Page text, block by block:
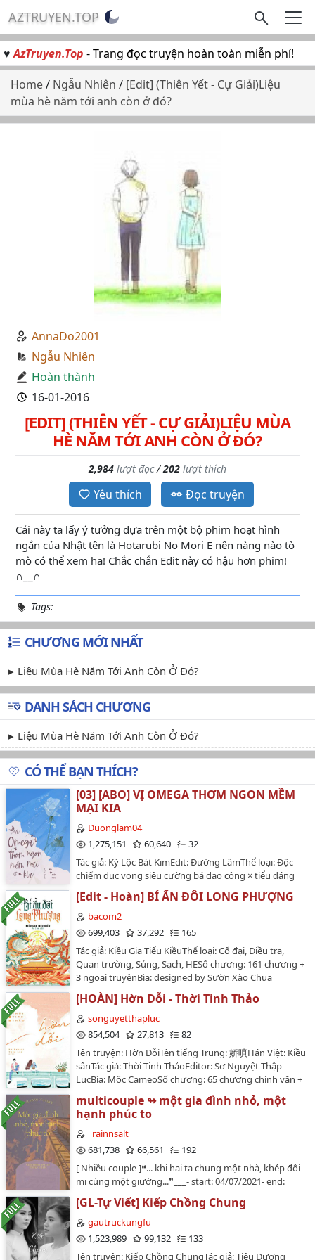
AZTRUYEN.TOP
♥AzTruyen.Top - Trang đọc truyện hoàn toàn miễn phí!
Home/ Ngẫu Nhiên / [Edit] (Thiên Yết - Cự Giải)Liệu
mùa hè năm tới anh còn ở đó?
AnnaDo2001
Ngẫu Nhiên
Hoàn thành
16-01-2016
[EDIT] (THIÊN YẾT - CỰ GIẢI)LIỆU MÙA
HÈ NĂM TỚI ANH CÒN Ở ĐÓ?
2,984 lượt đọc/202 lượt thích
Yêu thích Đọc truyện
Cái này ta lấy ý tưởng dựa trên một bộ phim hoạt hình
ngắn của Nhật tên là Hotarubi No Mori E nên nàng nào tò
mò có thể xem ha! Chắc chắn Edit này có hậu hơn phim!
∩__∩
Tags:
CHƯƠNG MỚI NHẤT
Liệu Mùa Hè Năm Tới Anh Còn Ở Đó?
DANH SÁCH CHƯƠNG
Liệu Mùa Hè Năm Tới Anh Còn Ở Đó?
CÓ THỂ BẠN THÍCH?
[03] [ABO] VỊ OMEGA THƠM NGON MỀM
MẠI KIA
Duonglam04
1,275,151
60,640
32
Tác giả: Kỳ Lộc Bát KimEdit: Đường LâmThể loại: Độc
chiếm dục vọng siêu cường bá đạo công × tiểu đáng
thương nhuyễn ngọt ngào thụ, ngụy huynh đệ niên
hạ ABO cẩu huyết văn, đoản văn, sinh tử, hiện đạiBản
gốc: 25c + 6pnEdit: Đã hoàn 09/07/2020Tích phân:
5,555,867Nguồn raw:Tấn Giang Nguồn QT:
LÒNG KHÔNG HỎI CHUYỂN VER…
[Edit - Hoàn] BÍ ẨN ĐÔI LONG PHƯỢNG
bacom2
699,403
37,292
165
Tác giả: Kiều Gia Tiểu KiềuThể loại: Cổ đại, Điều tra,
Quan trường, Sủng, Sạch, HESố chương: 161 chương +
3 ngoại truyệnBìa: designed by Sườn Xào Chua
NgọtNgười đăng convert: idflower ở Wiki dịchĐề cử:
Nhà Tâm toàn ConvertSở Dao là thiên kim phủ Thượng
thư tài sắc vẹn toàn, cùng ca ca song sinh Sở Tiêu có
một bí mật không muốn người biết -- mỗi khi ca ca
vào thể xác của ca ca, thay ca ca giành được danh hiệu
đệ nhất tài tử của kinh thành. Cũng bởi vì bí mật này
mà dẫn đến vô số hiểu lầm, khiến đôi huynh muội
song sinh vướng vào một trận phong ba đầy rẫy
những âm mưu quỷ quyệt . . .Đây là một bộ ngôn tình
kết hợp với yếu tố phá án giúp mọi người động não,
tình tiết chặt chẽ, ngôn ngữ khôi hài. Nam chính luôn
cho ra những giả thiết kỳ quặc thú vị, giao tiếp với nữ
chính lâu ngày sinh tình, hai người nắm tay nhau đập
tan mọi âm mưu, xua tan mây mù nhìn thấy ánh bình
minh tươi sáng.Truyện còn được đăng ở
gocnhabacom.wordpress.com…
[HOÀN] Hờn Dỗi - Thời Tinh Thảo
songuyetthapluc
854,504
27,813
82
Tên truyện: Hờn DỗiTên tiếng Trung: 娇嗔Hán Việt: Kiều
sânTác giả: Thời Tinh ThảoEditor: Sơ Nguyệt Thập
LụcBìa: Mộc CameoSố chương: 65 chương chính văn +
17 chương ngoại truyệnThể loại: Nguyên sang, Ngôn
tình, Hiện đại , HE , Tình cảm , Ngọt sủng , Hào môn
thế giaVĂN ÁN:Phó Ngôn Trí có tiếng lạnh lùng trong
bệnh viện số 1, cao lãnh cấm dục, giống như tuyết
trắng trên núi cao, không ai có thể lay động.Một ngày
mặc sườn xám thường xuyên lui tới, người đẹp dáng
người quyến rũ, môi hồng da trắng.Lúc đầu, các đồng
nghiệp nhao nhao đặt cược, không quá một tháng, cô
sẽ bị bác sĩ Phó từ chối, cũng sẽ không được bước vào
khoa bọn họ nửa bước.Một tháng sau, cô vẫn còn ở
đó.Ba tháng sau, có đồng nghiệp thật sự nhìn thấy cô
kề tai nói nhỏ với bác sĩ Phó.Đợi đến khi đi ra, sau tai
multicouple ↬ một gia đình nhỏ, một
hạnh phúc to
_rainnsalt
681,738
66,561
192
[ Nhiều couple ]❝... khi hai ta chung một nhà, khép đôi
mi cùng một giường...❞___- start: 04/07/2021- end:
[GL-Tự Viết] Kiếp Chồng Chung
gautruckungfu
1,523,989
99,132
133
Tên truyện: Kiếp Chồng ChungTác giả: Tiêu Dương